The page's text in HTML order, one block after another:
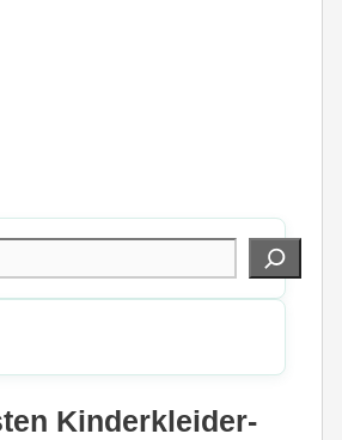
Kinderkleider-